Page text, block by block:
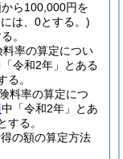
ら100,000円を
は、0とする。)
。
率の算定につい
令和2年」とある
。
料率の算定につ
中「令和2年」とあ
する。
の額の算定方法